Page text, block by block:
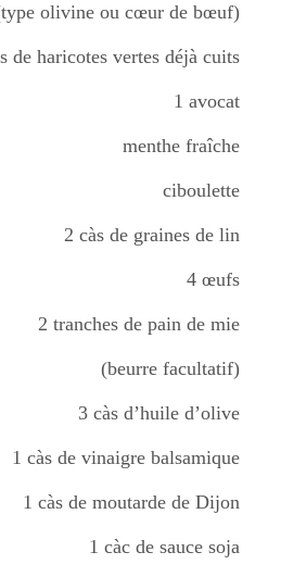
olivine ou cœur de bœuf)
de haricotes vertes déjà cuits
1 avocat
menthe fraîche
ciboulette
2 càs de graines de lin
4 œufs
2 tranches de pain de mie
(beurre facultatif)
3 càs d’huile d’olive
1 càs de vinaigre balsamique
1 càs de moutarde de Dijon
1 càc de sauce soja